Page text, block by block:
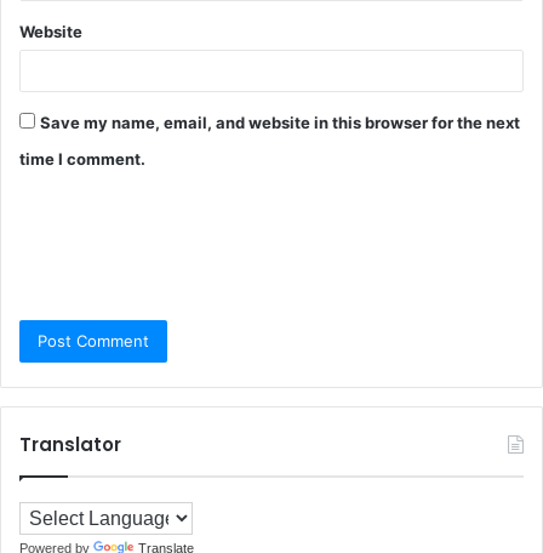
Website
Save my name, email, and website in this browser for the next
time I comment.
Translator
Powered by Translate